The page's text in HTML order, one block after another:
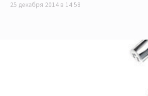
25 декабря 2014 в 14:58